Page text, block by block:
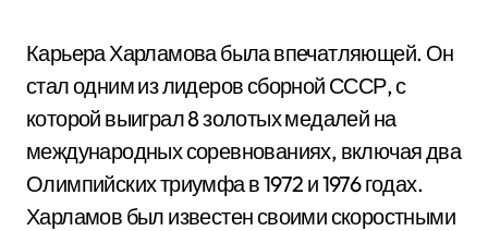
Карьера Харламова была впечатляющей. Он
стал одним из лидеров сборной СССР, с
которой выиграл 8 золотых медалей на
международных соревнованиях, включая два
Олимпийских триумфа в 1972 и 1976 годах.
Харламов был известен своими скоростными